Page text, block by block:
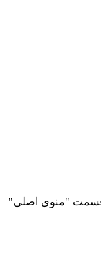
"منوی اصلی"